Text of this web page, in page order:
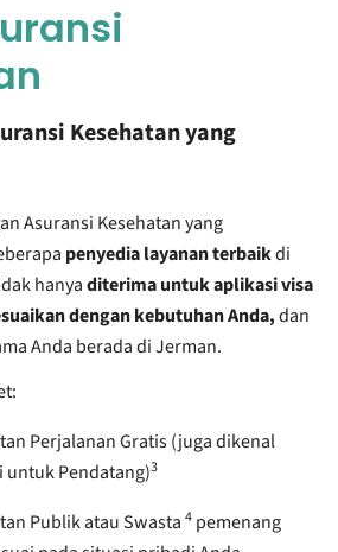
Kesehatan yang
Asuransi Kesehatan yang
penyedia layanan terbaikdi
hanyaditerima untuk aplikasi visa
dengan kebutuhan Anda,dan
Anda berada di Jerman.
Perjalanan Gratis (juga dikenal
untuk Pendatang)3
Publik atau Swasta 4 pemenang